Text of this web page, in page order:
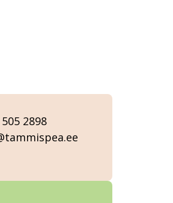
2898